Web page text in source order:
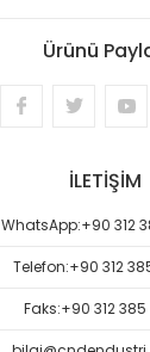
Ürünü
İLETİŞİM
WhatsApp:+90 312
Telefon:+90 312
Faks:+90 312 385